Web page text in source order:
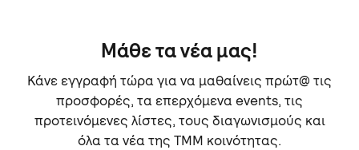
Μάθε τα νέα μας!
Κάνε εγγραφή τώρα για να μαθαίνεις πρώτ@ τις
προσφορές, τα επερχόμενα events, τις
προτεινόμενες λίστες, τους διαγωνισμούς και
όλα τα νέα της TMM κοινότητας.